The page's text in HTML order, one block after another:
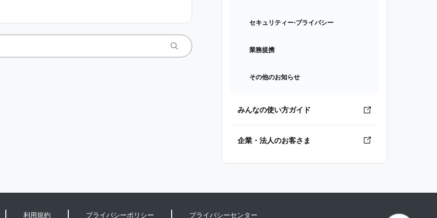
セキュリティー⋅プライバシー
業務提携
その他のお知らせ
みんなの使い方ガイド
企業・法人のお客さま
利用規約 プライバシーポリシー プライバシーセンター